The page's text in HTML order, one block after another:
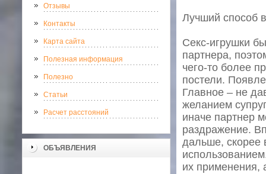
Отзывы
Контакты
Карта сайта
Полезная информация
Полезно
Статьи
Расчет расстояний
ОБЪЯВЛЕНИЯ
Лучший способ
Секс-игрушки
партнера,
чего-то более
постели.
Главное – не
желанием
иначе партнер
раздражение.
дальше, скорее
их применения,